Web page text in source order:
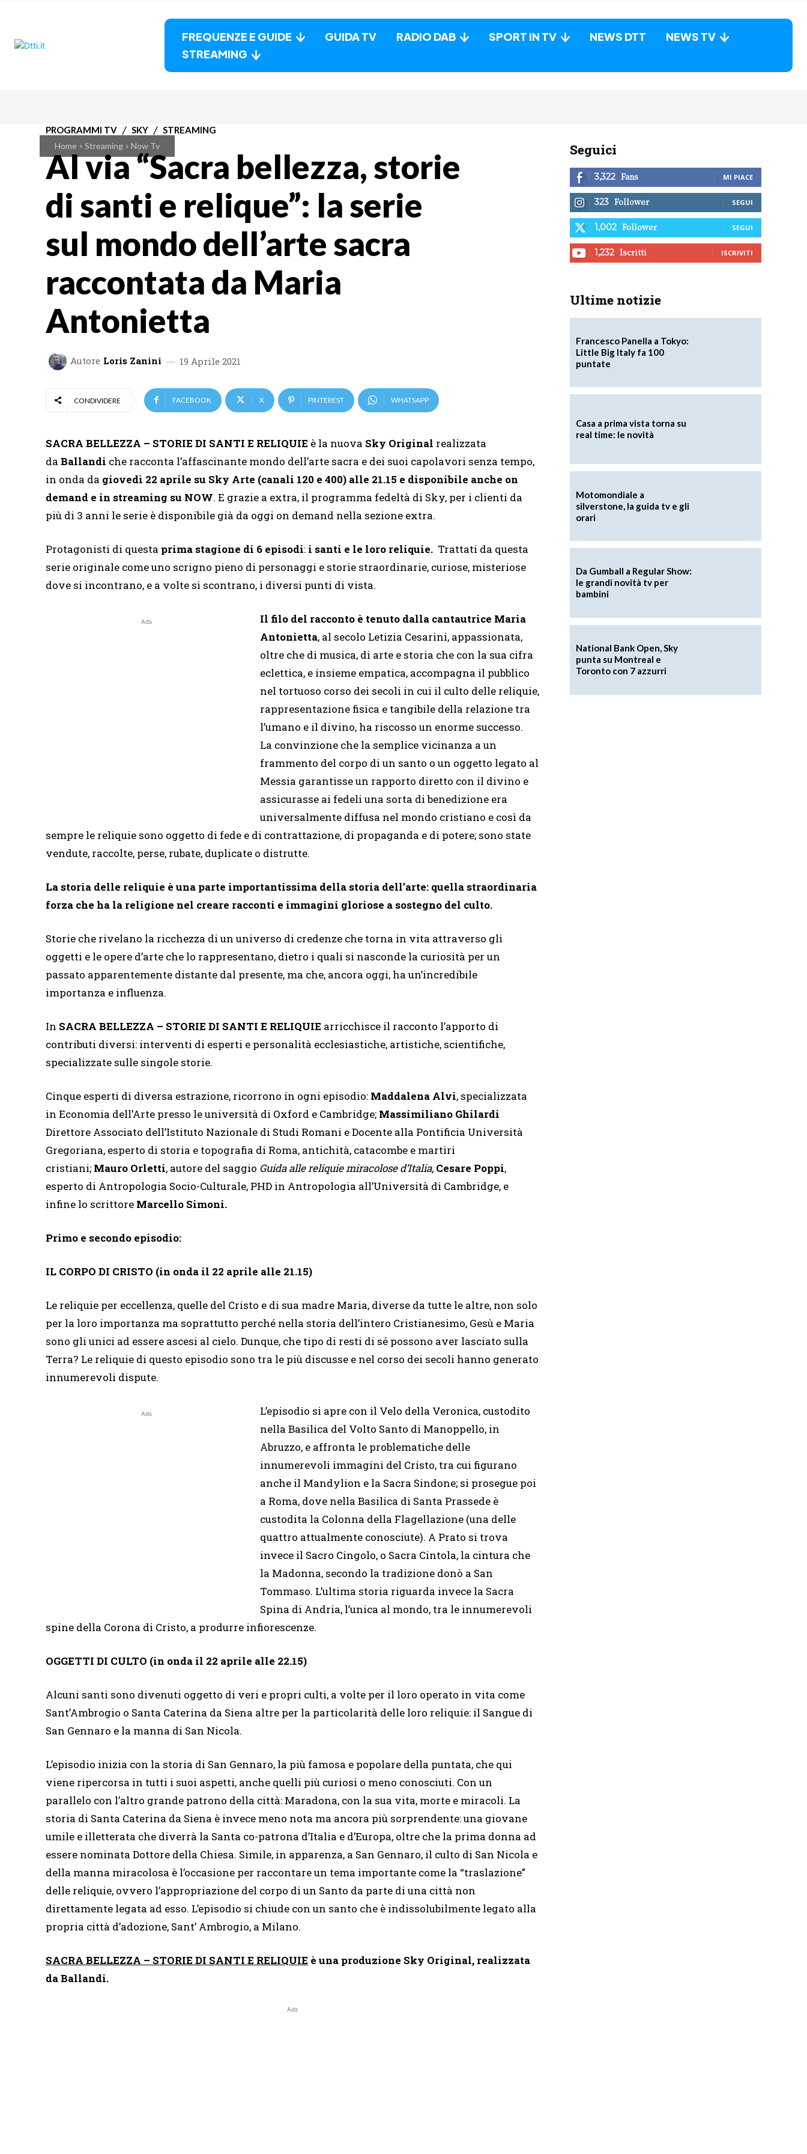
FREQUENZE E GUIDE GUIDA TV RADIO DAB SPORT IN TV NEWS DTT
NEWS TV
STREAMING
Home Streaming Now Tv
PROGRAMMI TV SKY STREAMING
Al via “Sacra bellezza, storie
di santi e relique”: la serie
sul mondo dell’arte sacra
raccontata da Maria
Antonietta
Autore Loris Zanini 19 Aprile 2021
CONDIVIDERE FACEBOOK X PINTEREST WHATSAPP
SACRA BELLEZZA – STORIE DI SANTI E RELIQUIE è la nuova Sky Original realizzata
da Ballandi che racconta l’affascinante mondo dell’arte sacra e dei suoi capolavori senza tempo,
in onda da giovedì 22 aprile su Sky Arte (canali 120 e 400) alle 21.15 e disponibile anche on
demand e in streaming su NOW. E grazie a extra, il programma fedeltà di Sky, per i clienti da
più di 3 anni le serie è disponibile già da oggi on demand nella sezione extra.
Protagonisti di questa prima stagione di 6 episodi: i santi e le loro reliquie. Trattati da questa
serie originale come uno scrigno pieno di personaggi e storie straordinarie, curiose, misteriose
dove si incontrano, e a volte si scontrano, i diversi punti di vista.
Ads
Il filo del racconto è tenuto dalla cantautrice Maria
Antonietta, al secolo Letizia Cesarini, appassionata,
oltre che di musica, di arte e storia che con la sua cifra
eclettica, e insieme empatica, accompagna il pubblico
nel tortuoso corso dei secoli in cui il culto delle reliquie,
rappresentazione fisica e tangibile della relazione tra
l’umano e il divino, ha riscosso un enorme successo.
La convinzione che la semplice vicinanza a un
frammento del corpo di un santo o un oggetto legato al
Messia garantisse un rapporto diretto con il divino e
assicurasse ai fedeli una sorta di benedizione era
universalmente diffusa nel mondo cristiano e così da
sempre le reliquie sono oggetto di fede e di contrattazione, di propaganda e di potere; sono state
vendute, raccolte, perse, rubate, duplicate o distrutte.
La storia delle reliquie è una parte importantissima della storia dell’arte: quella straordinaria
forza che ha la religione nel creare racconti e immagini gloriose a sostegno del culto.
Storie che rivelano la ricchezza di un universo di credenze che torna in vita attraverso gli
oggetti e le opere d’arte che lo rappresentano, dietro i quali si nasconde la curiosità per un
passato apparentemente distante dal presente, ma che, ancora oggi, ha un’incredibile
importanza e influenza.
In SACRA BELLEZZA – STORIE DI SANTI E RELIQUIE arricchisce il racconto l’apporto di
contributi diversi: interventi di esperti e personalità ecclesiastiche, artistiche, scientifiche,
specializzate sulle singole storie.
Cinque esperti di diversa estrazione, ricorrono in ogni episodio: Maddalena Alvi, specializzata
in Economia dell’Arte presso le università di Oxford e Cambridge; Massimiliano Ghilardi
Direttore Associato dell’Istituto Nazionale di Studi Romani e Docente alla Pontificia Università
Gregoriana, esperto di storia e topografia di Roma, antichità, catacombe e martiri
cristiani; Mauro Orletti, autore del saggio Guida alle reliquie miracolose d’Italia, Cesare Poppi,
esperto di Antropologia Socio-Culturale, PHD in Antropologia all’Università di Cambridge, e
infine lo scrittore Marcello Simoni.
Primo e secondo episodio:
IL CORPO DI CRISTO (in onda il 22 aprile alle 21.15)
Le reliquie per eccellenza, quelle del Cristo e di sua madre Maria, diverse da tutte le altre, non solo
per la loro importanza ma soprattutto perché nella storia dell’intero Cristianesimo, Gesù e Maria
sono gli unici ad essere ascesi al cielo. Dunque, che tipo di resti di sé possono aver lasciato sulla
Terra? Le reliquie di questo episodio sono tra le più discusse e nel corso dei secoli hanno generato
innumerevoli dispute.
Ads
L’episodio si apre con il Velo della Veronica, custodito
nella Basilica del Volto Santo di Manoppello, in
Abruzzo, e affronta le problematiche delle
innumerevoli immagini del Cristo, tra cui figurano
anche il Mandylion e la Sacra Sindone; si prosegue poi
a Roma, dove nella Basilica di Santa Prassede è
custodita la Colonna della Flagellazione (una delle
quattro attualmente conosciute). A Prato si trova
invece il Sacro Cingolo, o Sacra Cintola, la cintura che
la Madonna, secondo la tradizione donò a San
Tommaso. L’ultima storia riguarda invece la Sacra
Spina di Andria, l’unica al mondo, tra le innumerevoli
spine della Corona di Cristo, a produrre infiorescenze.
OGGETTI DI CULTO (in onda il 22 aprile alle 22.15)
Alcuni santi sono divenuti oggetto di veri e propri culti, a volte per il loro operato in vita come
Sant’Ambrogio o Santa Caterina da Siena altre per la particolarità delle loro reliquie: il Sangue di
San Gennaro e la manna di San Nicola.
L’episodio inizia con la storia di San Gennaro, la più famosa e popolare della puntata, che qui
viene ripercorsa in tutti i suoi aspetti, anche quelli più curiosi o meno conosciuti. Con un
parallelo con l’altro grande patrono della città: Maradona, con la sua vita, morte e miracoli. La
storia di Santa Caterina da Siena è invece meno nota ma ancora più sorprendente: una giovane
umile e illetterata che diverrà la Santa co-patrona d’Italia e d’Europa, oltre che la prima donna ad
essere nominata Dottore della Chiesa. Simile, in apparenza, a San Gennaro, il culto di San Nicola e
della manna miracolosa è l’occasione per raccontare un tema importante come la “traslazione”
delle reliquie, ovvero l’appropriazione del corpo di un Santo da parte di una città non
direttamente legata ad esso. L’episodio si chiude con un santo che è indissolubilmente legato alla
propria città d’adozione, Sant’ Ambrogio, a Milano.
SACRA BELLEZZA – STORIE DI SANTI E RELIQUIE è una produzione Sky Original, realizzata
da Ballandi.
Ads
Seguici
3,322 Fans MI PIACE
323 Follower SEGUI
1,002 Follower SEGUI
1,232 Iscritti ISCRIVITI
Ultime notizie
Francesco Panella a Tokyo:
Little Big Italy fa 100
puntate
Casa a prima vista torna su
real time: le novità
Motomondiale a
silverstone, la guida tv e gli
orari
Da Gumball a Regular Show:
le grandi novità tv per
bambini
National Bank Open, Sky
punta su Montreal e
Toronto con 7 azzurri